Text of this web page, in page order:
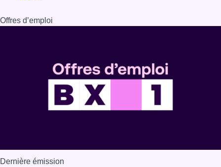
Offres d’emploi
Dernière émission